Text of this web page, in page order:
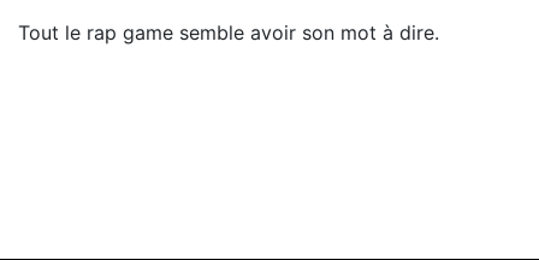
Tout le rap game semble avoir son mot à dire.